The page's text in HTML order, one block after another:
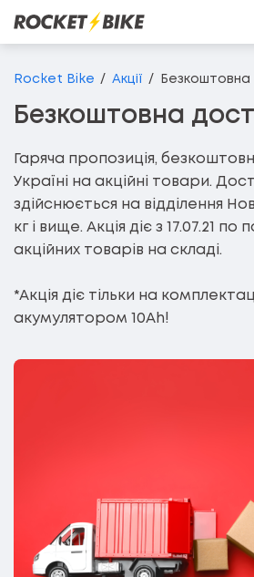
Перейти до основного вмісту
Rocket Bike Акції
Безкоштовна
Гаряча пропозиція,
Україні на акційні товари.
здійснюється на відділення
кг і вище. Акція діє з 17.07.21 по
акційних товарів на складі.
*Акція діє тільки на
акумулятором 10Ah!